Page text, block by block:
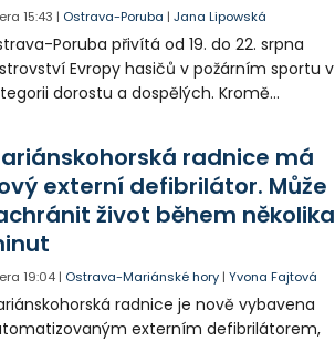
15:43 | Ostrava-Poruba |Jana Lipowská
Poruba přivítá od 19. do 22. srpna
Evropy hasičů v požárním sportu v
dorostu a dospělých. Kromě
radnice má
externí defibrilátor. Může
život během několika
19:04 | Ostrava-Mariánské hory |Yvona Fajtová
radnice je nově vybavena
externím defibrilátorem,